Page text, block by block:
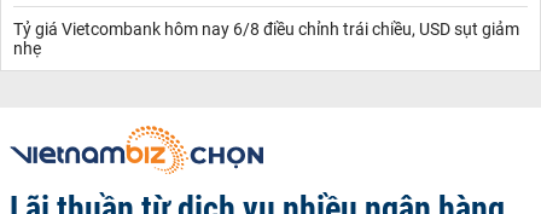
Tỷ giá Vietcombank hôm nay 6/8 điều chỉnh trái chiều, USD sụt giảm
nhẹ